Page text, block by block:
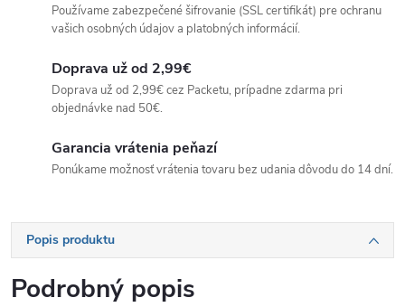
Používame zabezpečené šifrovanie (SSL certifikát) pre ochranu
vašich osobných údajov a platobných informácií.
Doprava už od 2,99€
Doprava už od 2,99€ cez Packetu, prípadne zdarma pri
objednávke nad 50€.
Garancia vrátenia peňazí
Ponúkame možnosť vrátenia tovaru bez udania dôvodu do 14 dní.
Popis produktu
Podrobný popis